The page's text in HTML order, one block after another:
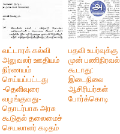
வட்டாரக் கல்வி
அலுவலர் ஊதியம்
நிர்ணயம்
செய்யப்பட்டது
-தெளிவுரை
வழங்குவது-
தொடர்பாக அரசு
கூடுதல் தலைமைச்
செயலாளர் கடிதம்
பதவி உயர்வுக்கு
முன் பணிநிரவல்
கூடாது:
இடைநிலை
ஆசிரியர்கள்
போர்க்கொடி